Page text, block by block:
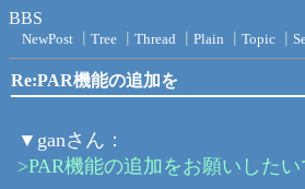
BBS
NewPost Tree Thread Plain Topic
Re:PAR機能の追加を
▼ganさん：
>PAR機能の追加をお願いしたい